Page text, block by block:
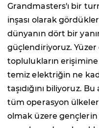
Grandmasters'ı bir
inşası olarak
dünyanın dört bir
güçlendiriyoruz.
toplulukların
temiz elektriğin ne
taşıdığını biliyoruz.
tüm operasyon
olmak üzere